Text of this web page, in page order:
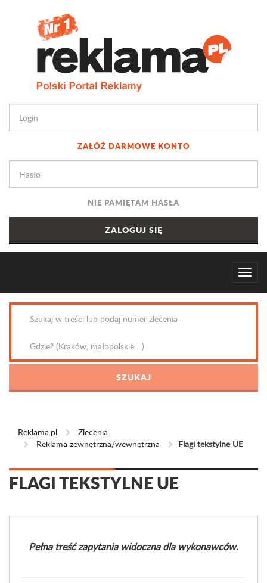
ZAŁÓŻ DARMOWE KONTO
NIE PAMIĘTAM HASŁA
Reklama.pl
Zlecenia
Reklama zewnętrzna/wewnętrzna
Flagi tekstylne UE
FLAGI TEKSTYLNE UE
Pełna treść zapytania widoczna dla wykonawców.